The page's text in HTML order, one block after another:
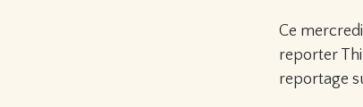
Ce
reporter
reportage